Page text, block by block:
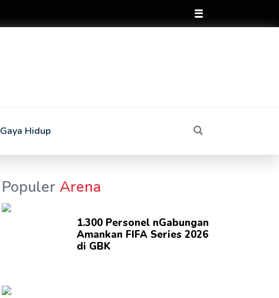
Gaya Hidup
Populer Arena
1.300 Personel nGabungan
Amankan FIFA Series 2026
di GBK